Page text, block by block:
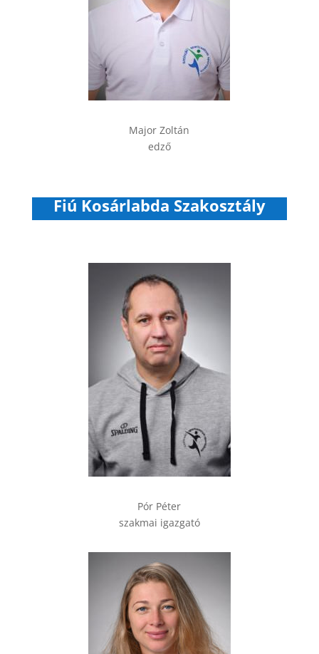
Major Zoltán
edző
Fiú Kosárlabda Szakosztály
Pór Péter
szakmai igazgató